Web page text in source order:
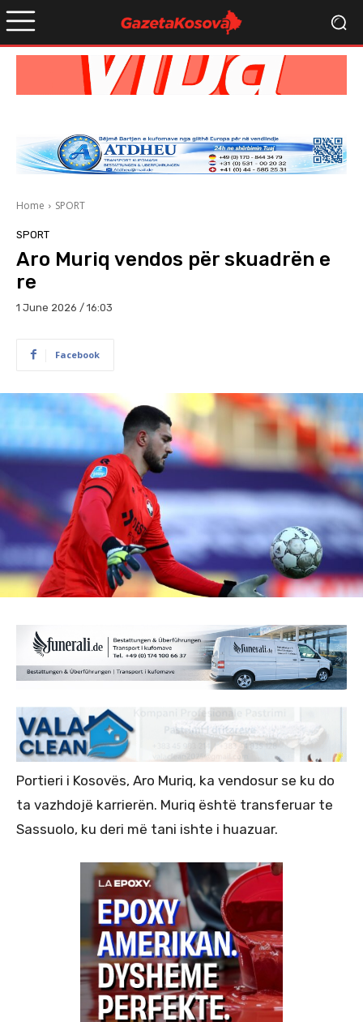
Home SPORT
SPORT
Aro Muriq vendos për skuadrën e
re
1 June 2026 / 16:03
Facebook
Portieri i Kosovës, Aro Muriq, ka vendosur se ku do
ta vazhdojë karrierën. Muriq është transferuar te
Sassuolo, ku deri më tani ishte i huazuar.